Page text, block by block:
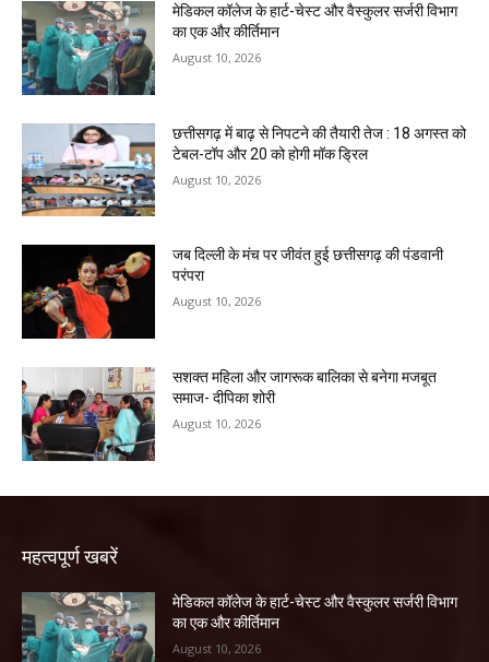
​मेडिकल कॉलेज के हार्ट-चेस्ट और वैस्कुलर सर्जरी विभाग
का एक और कीर्तिमान
August 10, 2026
छत्तीसगढ़ में बाढ़ से निपटने की तैयारी तेज : 18 अगस्त को
टेबल-टॉप और 20 को होगी मॉक ड्रिल
August 10, 2026
जब दिल्ली के मंच पर जीवंत हुई छत्तीसगढ़ की पंडवानी
परंपरा
August 10, 2026
सशक्त महिला और जागरूक बालिका से बनेगा मजबूत
समाज- दीपिका शोरी
August 10, 2026
महत्वपूर्ण खबरें
​मेडिकल कॉलेज के हार्ट-चेस्ट और वैस्कुलर सर्जरी विभाग
का एक और कीर्तिमान
August 10, 2026